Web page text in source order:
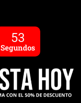
52
Segundos